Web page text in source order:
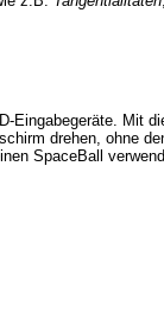
Eingabegeräte. Mit
drehen, ohne
SpaceBall